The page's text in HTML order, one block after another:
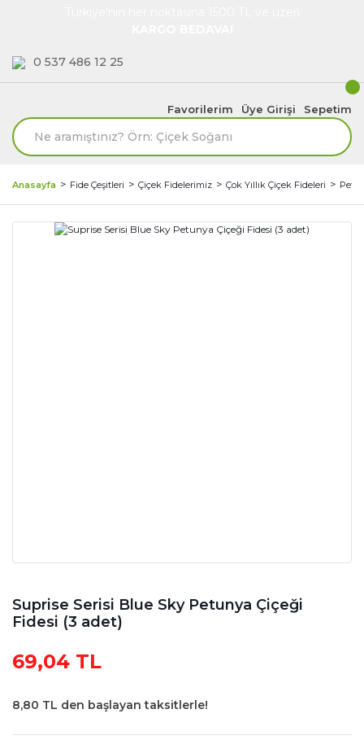
0 537 486 12 25
Favorilerim Üye Girişi Sepetim
Anasayfa Fide Çeşitleri Çiçek Fidelerimiz Çok Yıllık Çiçek Fideleri
Suprise Serisi Blue Sky Petunya Çiçeği
Fidesi (3 adet)
69,04 TL
8,80 TL den başlayan taksitlerle!